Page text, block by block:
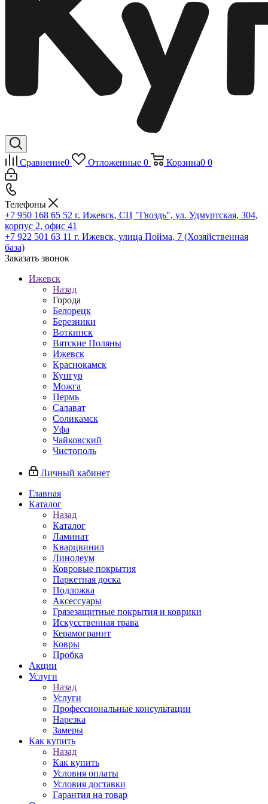
Сравнение0 Отложенные 0 Корзина0 0
Телефоны
+7 950 168 65 52 г. Ижевск, СЦ "Гвоздь", ул. Удмуртская, 304,
корпус 2, офис 41
+7 922 501 63 11 г. Ижевск, улица Пойма, 7 (Хозяйственная
база)
Заказать звонок
Ижевск
Назад
Города
Белорецк
Березники
Воткинск
Вятские Поляны
Ижевск
Краснокамск
Кунгур
Можга
Пермь
Салават
Соликамск
Уфа
Чайковский
Чистополь
Личный кабинет
Главная
Каталог
Назад
Каталог
Ламинат
Кварцвинил
Линолеум
Ковровые покрытия
Паркетная доска
Подложка
Аксессуары
Грязезащитные покрытия и коврики
Искусственная трава
Керамогранит
Ковры
Пробка
Акции
Услуги
Назад
Услуги
Профессиональные консультации
Нарезка
Замеры
Как купить
Назад
Как купить
Условия оплаты
Условия доставки
Гарантия на товар